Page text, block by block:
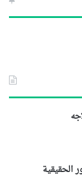
الحقيقية